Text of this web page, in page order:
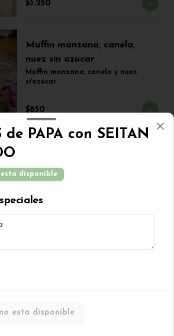
$3.250
Muffin manzana, canela,
nuez sin azúcar
Muffin manzana, canela y nuez
s/azúcar.
$850
chocolate.
$850
de PAPA con SEITAN
disponible
esta disponible